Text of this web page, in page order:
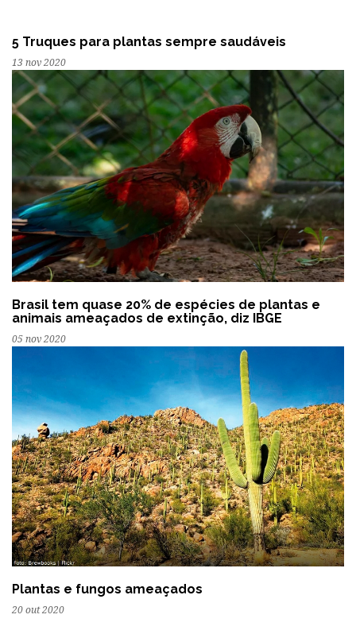
5 Truques para plantas sempre saudáveis
13 nov 2020
Brasil tem quase 20% de espécies de plantas e
animais ameaçados de extinção, diz IBGE
05 nov 2020
Plantas e fungos ameaçados
20 out 2020